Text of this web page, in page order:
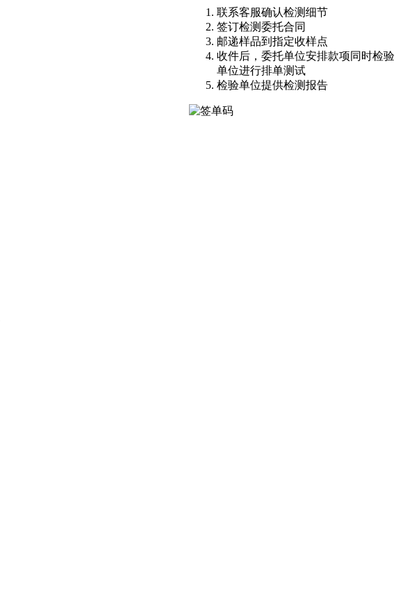
联系客服确认检测细节
签订检测委托合同
邮递样品到指定收样点
收件后，委托单位安排款项同时检验
单位进行排单测试
检验单位提供检测报告